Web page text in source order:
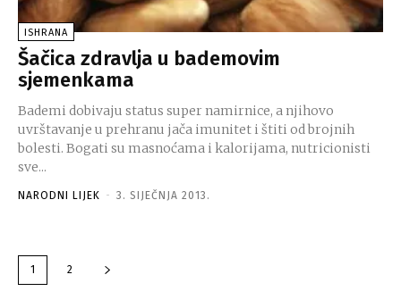
ISHRANA
Šačica zdravlja u bademovim
sjemenkama
Bademi dobivaju status super namirnice, a njihovo
uvrštavanje u prehranu jača imunitet i štiti od brojnih
bolesti. Bogati su masnoćama i kalorijama, nutricionisti
sve...
NARODNI LIJEK - 3. SIJEČNJA 2013.
1 2